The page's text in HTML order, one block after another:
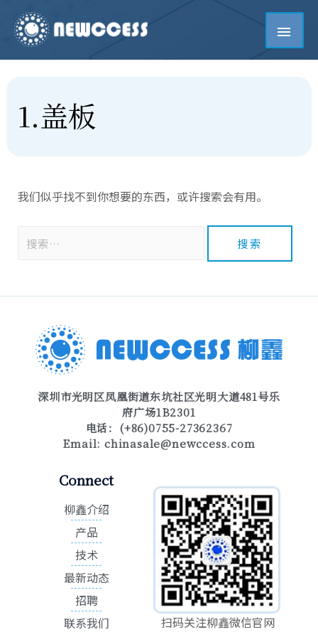
1.盖板
我们似乎找不到你想要的东西，或许搜索会有用。
深圳市光明区凤凰街道东坑社区光明大道481号乐
府广场1B2301
电话：(+86)0755-27362367
Email: chinasale@newccess.com
Connect
柳鑫介绍
产品
技术
最新动态
招聘
联系我们
扫码关注柳鑫微信官网